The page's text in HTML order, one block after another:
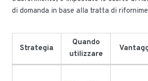
di domanda in base alla tratta di
Strategia
Quando
utilizzare